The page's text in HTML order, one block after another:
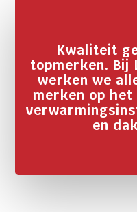
Kwaliteit
topmerken.
werken we
merken op
en